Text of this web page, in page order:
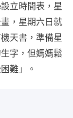
立時間表，星
，星期六日就
天書，準備星
字，但媽媽鬆
難」。